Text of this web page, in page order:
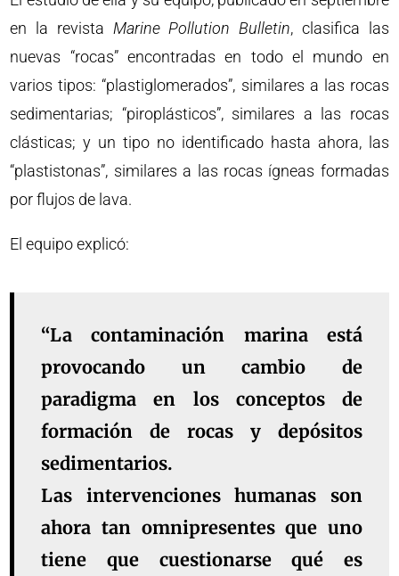
en la revista Marine Pollution Bulletin, clasifica las
nuevas “rocas” encontradas en todo el mundo en
varios tipos: “plastiglomerados”, similares a las rocas
sedimentarias; “piroplásticos”, similares a las rocas
clásticas; y un tipo no identificado hasta ahora, las
“plastistonas”, similares a las rocas ígneas formadas
por flujos de lava.
El equipo explicó:
“La contaminación marina está
provocando un cambio de
paradigma en los conceptos de
formación de rocas y depósitos
sedimentarios.
Las intervenciones humanas son
ahora tan omnipresentes que uno
tiene que cuestionarse qué es